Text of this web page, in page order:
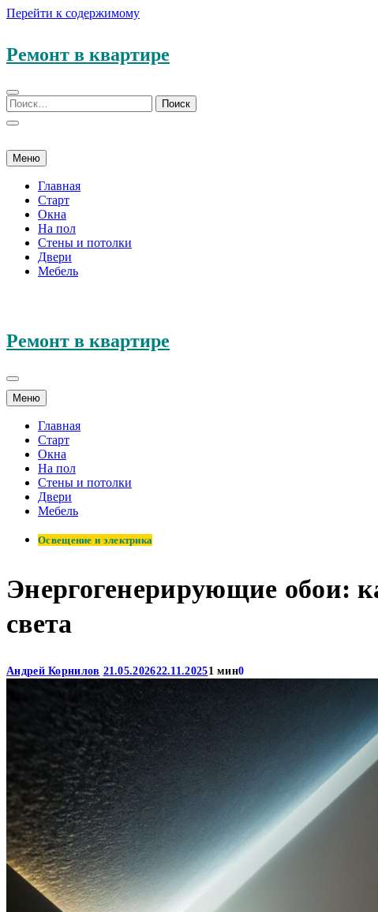
Перейти к содержимому
Ремонт в квартире
Меню
Главная
Старт
Окна
На пол
Стены и потолки
Двери
Мебель
Ремонт в квартире
Меню
Главная
Старт
Окна
На пол
Стены и потолки
Двери
Мебель
Освещение и электрика
Энергогенерирующие обои:
света
Андрей Корнилов 21.05.202622.11.20251 мин0